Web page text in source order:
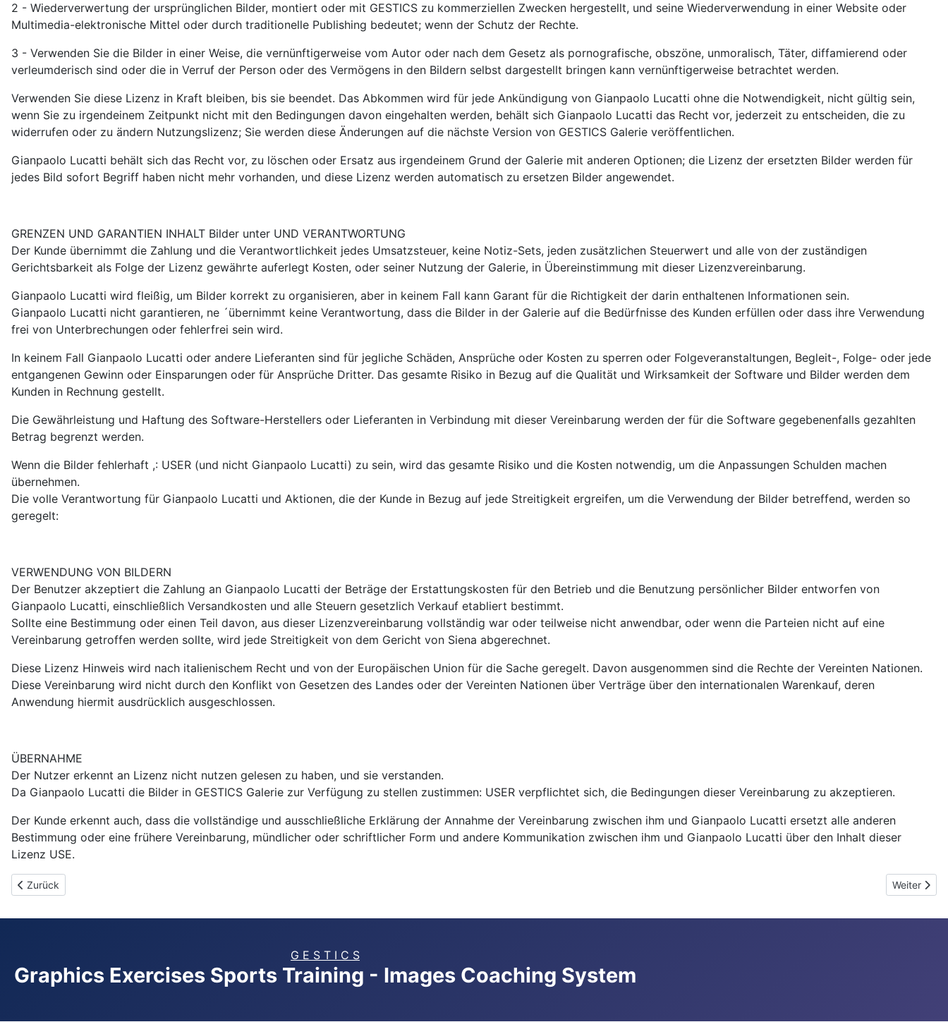
2 - Wiederverwertung der ursprünglichen Bilder, montiert oder mit GESTICS zu kommerziellen Zwecken hergestellt, und seine Wiederverwendung in einer Website oder
Multimedia-elektronische Mittel oder durch traditionelle Publishing bedeutet; wenn der Schutz der Rechte.
3 - Verwenden Sie die Bilder in einer Weise, die vernünftigerweise vom Autor oder nach dem Gesetz als pornografische, obszöne, unmoralisch, Täter, diffamierend oder
verleumderisch sind oder die in Verruf der Person oder des Vermögens in den Bildern selbst dargestellt bringen kann vernünftigerweise betrachtet werden.
Verwenden Sie diese Lizenz in Kraft bleiben, bis sie beendet. Das Abkommen wird für jede Ankündigung von Gianpaolo Lucatti ohne die Notwendigkeit, nicht gültig sein,
wenn Sie zu irgendeinem Zeitpunkt nicht mit den Bedingungen davon eingehalten werden, behält sich Gianpaolo Lucatti das Recht vor, jederzeit zu entscheiden, die zu
widerrufen oder zu ändern Nutzungslizenz; Sie werden diese Änderungen auf die nächste Version von GESTICS Galerie veröffentlichen.
Gianpaolo Lucatti behält sich das Recht vor, zu löschen oder Ersatz aus irgendeinem Grund der Galerie mit anderen Optionen; die Lizenz der ersetzten Bilder werden für
jedes Bild sofort Begriff haben nicht mehr vorhanden, und diese Lizenz werden automatisch zu ersetzen Bilder angewendet.
GRENZEN UND GARANTIEN INHALT Bilder unter UND VERANTWORTUNG
Der Kunde übernimmt die Zahlung und die Verantwortlichkeit jedes Umsatzsteuer, keine Notiz-Sets, jeden zusätzlichen Steuerwert und alle von der zuständigen
Gerichtsbarkeit als Folge der Lizenz gewährte auferlegt Kosten, oder seiner Nutzung der Galerie, in Übereinstimmung mit dieser Lizenzvereinbarung.
Gianpaolo Lucatti wird fleißig, um Bilder korrekt zu organisieren, aber in keinem Fall kann Garant für die Richtigkeit der darin enthaltenen Informationen sein.
Gianpaolo Lucatti nicht garantieren, ne ´übernimmt keine Verantwortung, dass die Bilder in der Galerie auf die Bedürfnisse des Kunden erfüllen oder dass ihre Verwendung
frei von Unterbrechungen oder fehlerfrei sein wird.
In keinem Fall Gianpaolo Lucatti oder andere Lieferanten sind für jegliche Schäden, Ansprüche oder Kosten zu sperren oder Folgeveranstaltungen, Begleit-, Folge- oder jede
entgangenen Gewinn oder Einsparungen oder für Ansprüche Dritter. Das gesamte Risiko in Bezug auf die Qualität und Wirksamkeit der Software und Bilder werden dem
Kunden in Rechnung gestellt.
Die Gewährleistung und Haftung des Software-Herstellers oder Lieferanten in Verbindung mit dieser Vereinbarung werden der für die Software gegebenenfalls gezahlten
Betrag begrenzt werden.
Wenn die Bilder fehlerhaft ,: USER (und nicht Gianpaolo Lucatti) zu sein, wird das gesamte Risiko und die Kosten notwendig, um die Anpassungen Schulden machen
übernehmen.
Die volle Verantwortung für Gianpaolo Lucatti und Aktionen, die der Kunde in Bezug auf jede Streitigkeit ergreifen, um die Verwendung der Bilder betreffend, werden so
geregelt:
VERWENDUNG VON BILDERN
Der Benutzer akzeptiert die Zahlung an Gianpaolo Lucatti der Beträge der Erstattungskosten für den Betrieb und die Benutzung persönlicher Bilder entworfen von
Gianpaolo Lucatti, einschließlich Versandkosten und alle Steuern gesetzlich Verkauf etabliert bestimmt.
Sollte eine Bestimmung oder einen Teil davon, aus dieser Lizenzvereinbarung vollständig war oder teilweise nicht anwendbar, oder wenn die Parteien nicht auf eine
Vereinbarung getroffen werden sollte, wird jede Streitigkeit von dem Gericht von Siena abgerechnet.
Diese Lizenz Hinweis wird nach italienischem Recht und von der Europäischen Union für die Sache geregelt. Davon ausgenommen sind die Rechte der Vereinten Nationen.
Diese Vereinbarung wird nicht durch den Konflikt von Gesetzen des Landes oder der Vereinten Nationen über Verträge über den internationalen Warenkauf, deren
Anwendung hiermit ausdrücklich ausgeschlossen.
ÜBERNAHME
Der Nutzer erkennt an Lizenz nicht nutzen gelesen zu haben, und sie verstanden.
Da Gianpaolo Lucatti die Bilder in GESTICS Galerie zur Verfügung zu stellen zustimmen: USER verpflichtet sich, die Bedingungen dieser Vereinbarung zu akzeptieren.
Der Kunde erkennt auch, dass die vollständige und ausschließliche Erklärung der Annahme der Vereinbarung zwischen ihm und Gianpaolo Lucatti ersetzt alle anderen
Bestimmung oder eine frühere Vereinbarung, mündlicher oder schriftlicher Form und andere Kommunikation zwischen ihm und Gianpaolo Lucatti über den Inhalt dieser
Lizenz USE.
Vorheriger Beitrag: Video Guides - Tutorial
Zurück Nächster
Weiter
G E S T I C S
Graphics Exercises Sports Training - Images Coaching System